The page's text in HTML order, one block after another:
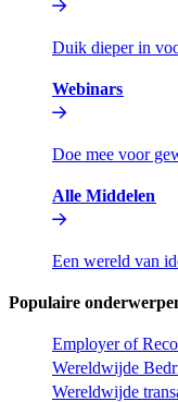
Duik dieper in
Webinars​​
Doe mee voor
Alle Middelen​​
Een wereld van
Populaire
Employer of
Wereldwijde
Wereldwijde